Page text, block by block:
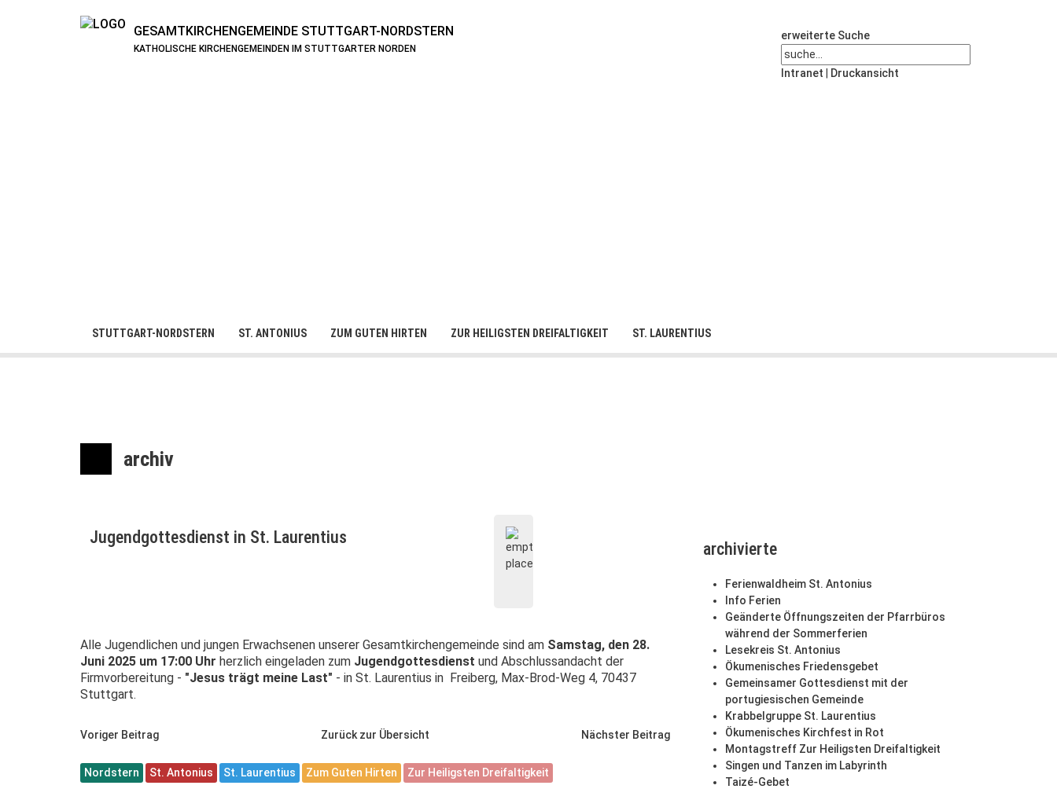
GESAMTKIRCHENGEMEINDE STUTTGART-NORDSTERN
KATHOLISCHE KIRCHENGEMEINDEN IM STUTTGARTER NORDEN
erweiterte Suche
Intranet Druckansicht
STUTTGART-NORDSTERN ST. ANTONIUS ZUM GUTEN HIRTEN ZUR HEILIGSTEN DREIFALTIGKEIT ST. LAURENTIUS
archiv
Jugendgottesdienst in St. Laurentius
Alle Jugendlichen und jungen Erwachsenen unserer Gesamtkirchengemeinde sind am Samstag, den 28.
Juni 2025 um 17:00 Uhr herzlich eingeladen zum Jugendgottesdienst und Abschlussandacht der
Firmvorbereitung - "Jesus trägt meine Last" - in St. Laurentius in Freiberg, Max-Brod-Weg 4, 70437
Stuttgart.
Voriger Beitrag Zurück zur Übersicht Nächster Beitrag
Nordstern St. Antonius St. Laurentius Zum Guten Hirten Zur Heiligsten Dreifaltigkeit
archivierte
Ferienwaldheim St. Antonius
Info Ferien
Geänderte Öffnungszeiten der Pfarrbüros
während der Sommerferien
Lesekreis St. Antonius
Ökumenisches Friedensgebet
Gemeinsamer Gottesdienst mit der
portugiesischen Gemeinde
Krabbelgruppe St. Laurentius
Ökumenisches Kirchfest in Rot
Montagstreff Zur Heiligsten Dreifaltigkeit
Singen und Tanzen im Labyrinth
Taizé-Gebet